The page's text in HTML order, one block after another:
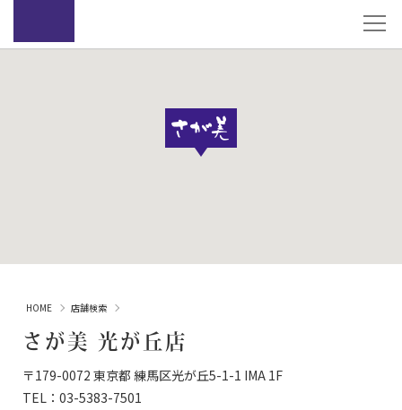
HOME 店舗検索
さが美 光が丘店
〒179-0072 東京都 練馬区光が丘5-1-1 IMA 1F
TEL： 03-5383-7501